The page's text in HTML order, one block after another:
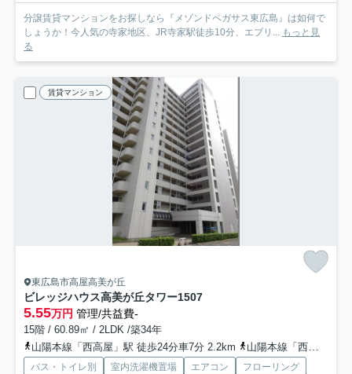
分譲賃貸マンションをお探しなら『メゾンドペガサス東広島』は如何で
しょうか！今人気の寺家地区、JR寺家駅徒歩10分、エブリ... もっと見
る
賃貸マンション
東広島市高屋高美が丘
ビレッジハウス高美が丘タワー1507
5.55万円 管理/共益費-
15階 / 60.89㎡ / 2LDK /築34年
山陽本線「西高屋」駅 徒歩24分車7分 2.2km
山陽本線「西条」駅 徒歩83分車16分 7.4km
バス・トイレ別 室内洗濯機置場 エアコン
フローリング